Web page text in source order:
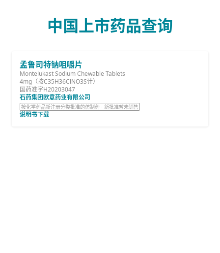
中国上市药品查询
孟鲁司特钠咀嚼片
Montelukast Sodium Chewable Tablets
4mg（按C35H36ClNO3S计）
国药准字H20203047
石药集团欧意药业有限公司
按化学药品新注册分类批准的仿制药 · 新批准暂未销售
说明书下载